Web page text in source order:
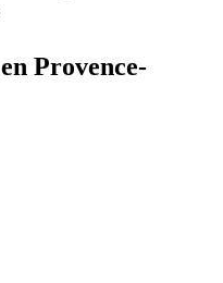
en Provence-